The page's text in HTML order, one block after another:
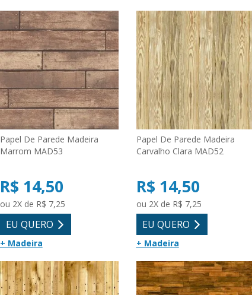
Papel De Parede Madeira
Marrom MAD53
R$ 14,50
ou 2X de R$ 7,25
EU QUERO
+ Madeira
Papel De Parede Madeira
Carvalho Clara MAD52
R$ 14,50
ou 2X de R$ 7,25
EU QUERO
+ Madeira